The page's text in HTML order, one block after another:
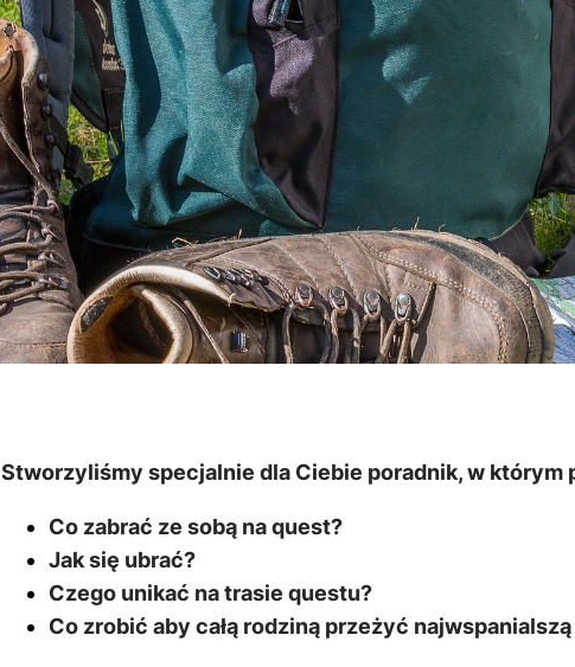
Stworzyliśmy specjalnie dla Ciebie poradnik, w którym
Co zabrać ze sobą na quest?
Jak się ubrać?
Czego unikać na trasie questu?
Co zrobić aby całą rodziną przeżyć